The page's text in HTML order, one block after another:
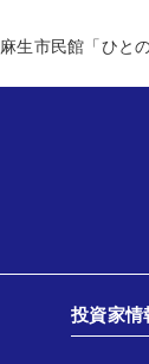
麻生市民館「ひと
投資家情